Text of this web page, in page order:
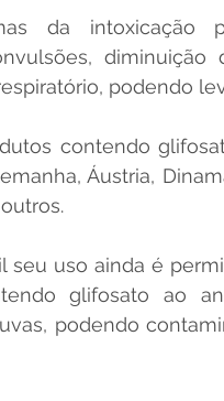
da intoxicação
podendo
contendo
Áustria,
seu uso ainda é
glifosato ao
podendo